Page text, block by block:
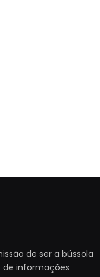
de ser a bússola
de informações